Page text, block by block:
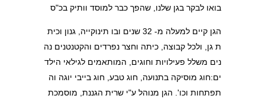
בואו לבקר בגן שלנו, שהפך כבר למוסד וותיק בכ"ס
הגן קיים למעלה מ- 32 שנים ובו תינוקייה, גנון וכית
ת גן, ולכל קבוצה, כיתה וחצר נפרדים והקטנטנים נה
נים משלל פעילויות וחוגים, המותאמים לגילאי הילד
ים:חוג מוסיקה בתנועה, חוג טבע, חוג בייבי יוגה וה
תפתחות וכו'. הגן מנוהל ע"י שרית הגננת, מוסמכת